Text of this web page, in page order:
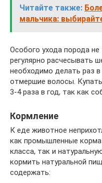
Читайте также:
мальчика:
Особого ухода порода
регулярно расчесывать
необходимо делать раз
отмершие волосы.
3-4 раза в год, так как
Кормление
К еде животное
как промышленные
класса, так и
кормить натуральной
содержать: